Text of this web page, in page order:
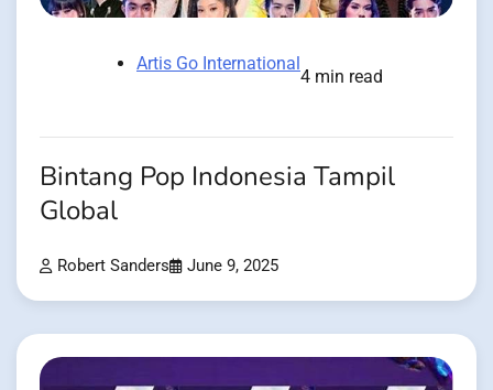
Artis Go International
4 min read
Bintang Pop Indonesia Tampil
Global
Robert Sanders June 9, 2025